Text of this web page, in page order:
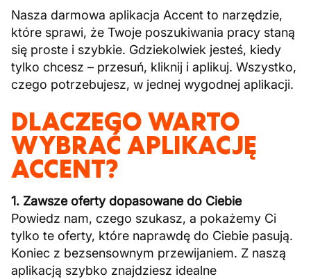
Nasza darmowa aplikacja Accent to narzędzie,
które sprawi, że Twoje poszukiwania pracy staną
się proste i szybkie. Gdziekolwiek jesteś, kiedy
tylko chcesz – przesuń, kliknij i aplikuj. Wszystko,
czego potrzebujesz, w jednej wygodnej aplikacji.
DLACZEGO WARTO
WYBRAĆ APLIKACJĘ
ACCENT?
1. Zawsze oferty dopasowane do Ciebie
Powiedz nam, czego szukasz, a pokażemy Ci
tylko te oferty, które naprawdę do Ciebie pasują.
Koniec z bezsensownym przewijaniem. Z naszą
aplikacją szybko znajdziesz idealne